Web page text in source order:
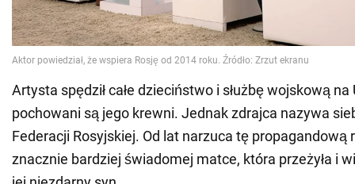
Artysta spędził całe dzieciństwo i służbę wojskową
pochowani są jego krewni. Jednak zdrajca nazywa
Federacji Rosyjskiej. Od lat narzuca tę propagandową
znacznie bardziej świadomej matce, która przeżyła i